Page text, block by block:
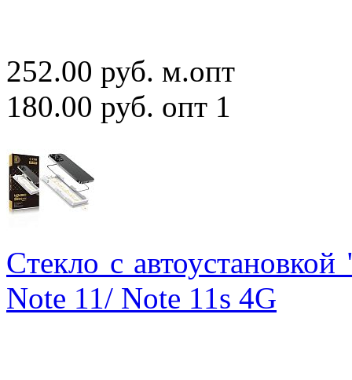
252.00 руб. м.опт
180.00 руб. опт 1
Cтекло с
Note 11/ Note 11s 4G